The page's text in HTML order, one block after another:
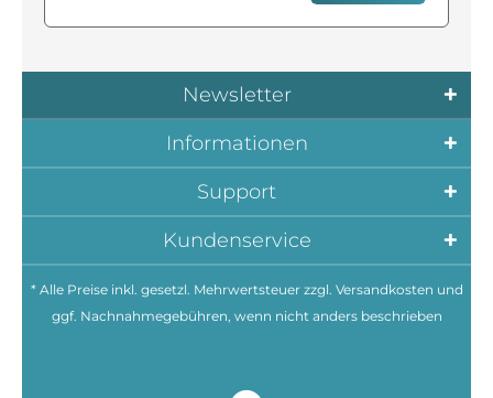
Kundenservice
Support
Informationen
Newsletter
* Alle Preise inkl. gesetzl. Mehrwertsteuer zzgl. Versandkosten und
ggf. Nachnahmegebühren, wenn nicht anders beschrieben